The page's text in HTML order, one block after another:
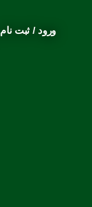
ورود / ثبت نام